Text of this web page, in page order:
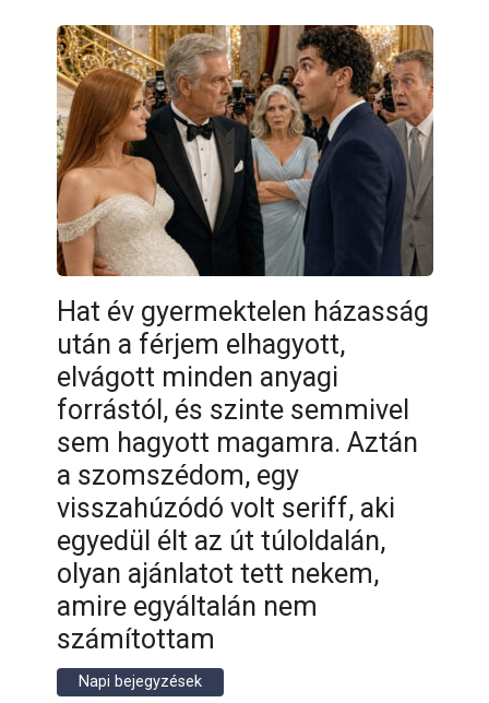
Hat év gyermektelen házasság
után a férjem elhagyott,
elvágott minden anyagi
forrástól, és szinte semmivel
sem hagyott magamra. Aztán
a szomszédom, egy
visszahúzódó volt seriff, aki
egyedül élt az út túloldalán,
olyan ajánlatot tett nekem,
amire egyáltalán nem
számítottam
Napi bejegyzések